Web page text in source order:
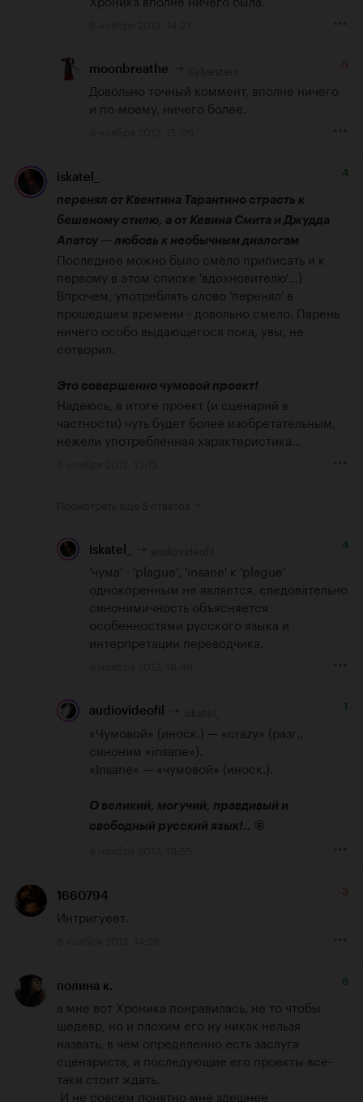
moonbreathe -5
Довольно точный коммент, вполне ничего
и по-моему, ничего более.
iskatel_ 4
перенял от Квентина Тарантино страсть к
бешеному стилю, а от Кевина Смита и Джудда
Апатоу — любовь к необычным диалогам
Последнее можно было смело приписать и к
первому в этом списке 'вдохновителю'...)
Впрочем, употреблять слово 'перенял' в
прошедшем времени - довольно смело. Парень
ничего особо выдающегося пока, увы, не
сотворил.
Это совершенно чумовой проект!
Надеюсь, в итоге проект (и сценарий в
частности) чуть будет более изобретательным,
нежели употребленная характеристика...
iskatel_ 4
'чума' - 'plague', 'insane' к 'plague'
однокоренным не является, следовательно
синонимичность объясняется
особенностями русского языка и
интерпретации переводчика.
audiovideofil 1
«Чумовой» (иноск.) — «crazy» (разг.,
синоним «insane»).
«Insane» — «чумовой» (иноск.).
О великий, могучий, правдивый и
свободный русский язык!.. ©
1660794 -3
Интригуеет.
полина к. 6
а мне вот Хроника понравилась, не то чтобы
шедевр, но и плохим его ну никак нельзя
назвать, в чем определенно есть заслуга
сценариста, и последующие его проекты все-
таки стоит ждать.